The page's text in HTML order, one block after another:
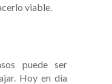
viable.
puede ser
Hoy en día